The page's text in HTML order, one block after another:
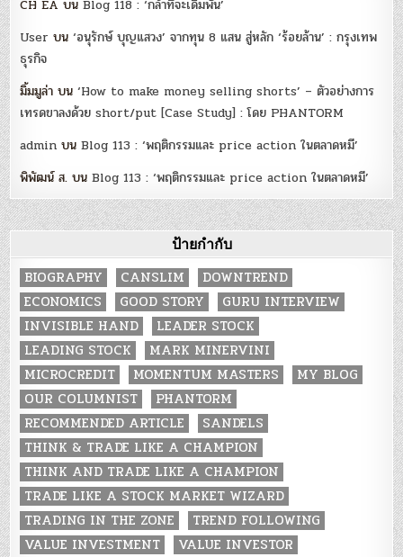
CH EA บนBlog 118 : ‘กล้าที่จะเดิมพัน’
User บน‘อนุรักษ์ บุญแสวง’ จากทุน 8 แสน สู่หลัก ‘ร้อยล้าน’ : กรุงเทพ
ธุรกิจ
มิ้มมูล่า บน‘How to make money selling shorts’ – ตัวอย่างการ
เทรดขาลงด้วย short/put [Case Study] : โดย PHANTORM
admin บนBlog 113 : ‘พฤติกรรมและ price action ในตลาดหมี’
พิพัฒน์ ส. บนBlog 113 : ‘พฤติกรรมและ price action ในตลาดหมี’
ป้ายกำกับ
BIOGRAPHY CANSLIM
DOWNTREND
ECONOMICS
GOOD STORY
GURU INTERVIEW
INVISIBLE HAND
LEADER STOCK
LEADING STOCK
MARK MINERVINI
MICROCREDIT
MOMENTUM MASTERS
MY BLOG
OUR COLUMNIST
PHANTORM
RECOMMENDED ARTICLE
SANDELS
THINK & TRADE LIKE A CHAMPION
THINK AND TRADE LIKE A CHAMPION
TRADE LIKE A STOCK MARKET WIZARD
TRADING IN THE ZONE
TREND FOLLOWING
VALUE INVESTMENT
VALUE INVESTOR